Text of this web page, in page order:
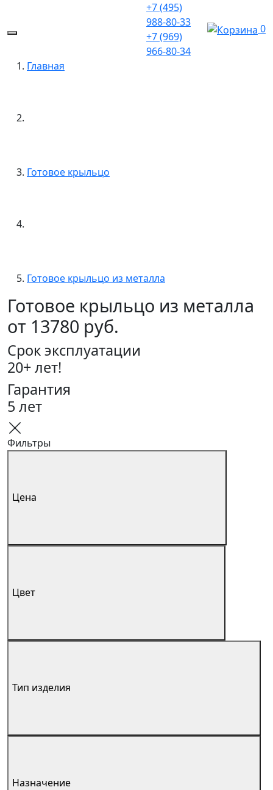
+7 (495)
988-80-33
+7 (969)
966-80-34
0
Главная
Готовое крыльцо
Готовое крыльцо из металла
Готовое крыльцо из металла
от 13780 руб.
Срок эксплуатации
20+ лет!
Гарантия
5 лет
Фильтры
Цена
Цвет
Тип изделия
Назначение